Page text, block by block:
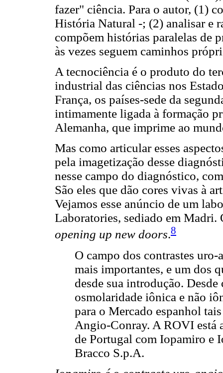
fazer" ciência. Para o autor, (1)
História Natural -; (2) analisar e
compõem histórias paralelas de
às vezes seguem caminhos
A tecnociência é o produto do
industrial das ciências nos
França, os países-sede da
intimamente ligada à formação
Alemanha, que imprime ao
Mas como articular esses
pela imagetização desse
nesse campo do diagnóstico,
São eles que dão cores vivas à
Vejamos esse anúncio de um
Laboratories, sediado em
opening up new doors.8
O campo dos contrastes
mais importantes, e um dos
desde sua introdução.
osmolaridade iônica e não
para o Mercado espanhol
Angio-Conray. A ROVI está
de Portugal com Iopamiro e
Bracco S.p.A.